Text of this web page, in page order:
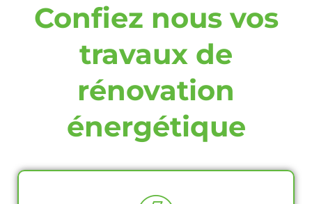
Confiez nous vos
travaux de
rénovation
énergétique